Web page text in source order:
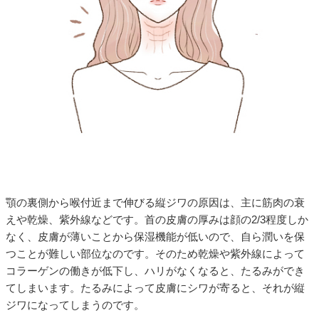
顎の裏側から喉付近まで伸びる縦ジワの原因は、主に筋肉の衰
えや乾燥、紫外線などです。首の皮膚の厚みは顔の2/3程度しか
なく、皮膚が薄いことから保湿機能が低いので、自ら潤いを保
つことが難しい部位なのです。そのため乾燥や紫外線によって
コラーゲンの働きが低下し、ハリがなくなると、たるみができ
てしまいます。たるみによって皮膚にシワが寄ると、それが縦
ジワになってしまうのです。